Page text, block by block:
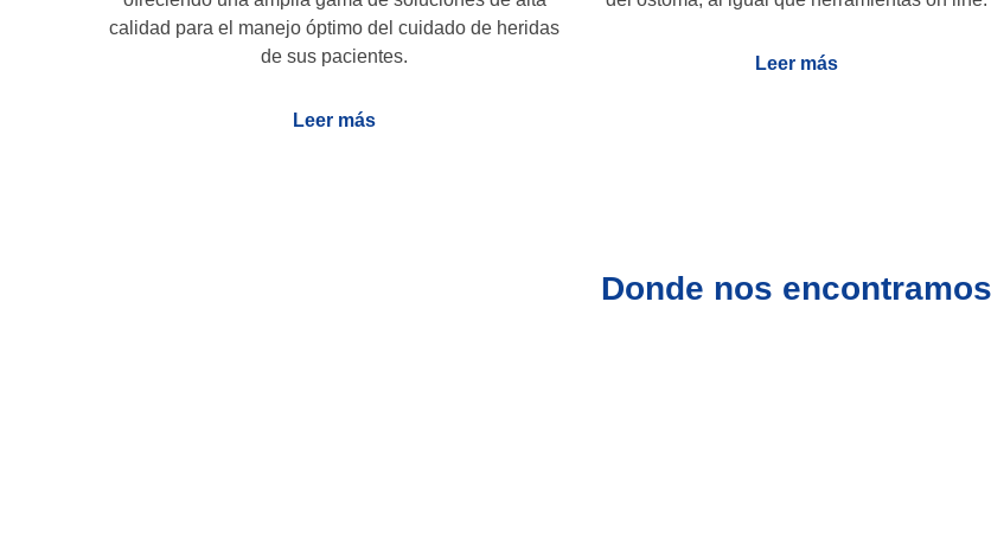
calidad para el manejo óptimo del cuidado de heridas
de sus pacientes.
Leer más
Leer más
Donde nos encontramos